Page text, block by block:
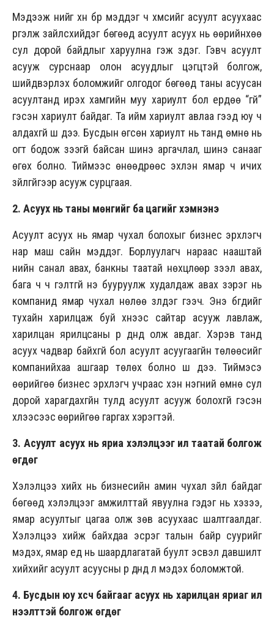
Мэдээж үүнийг хүн бүр мэддэг ч хүмүүсийг асуулт асуухаас
үргэлж зайлсхийдэг бөгөөд асуулт асуух нь өөрийнхөө
сул дорой байдлыг харуулна гэж үздэг. Гэвч асуулт
асууж сурснаар олон асуудлыг цэгцтэй болгож,
шийдвэрлэх боломжийг олгодог бөгөөд таны асуусан
асуултанд ирэх хамгийн муу хариулт бол ердөө “үгүй”
гэсэн хариулт байдаг. Та ийм хариулт авлаа гээд юу ч
алдахгүй шүү дээ. Бусдын өгсөн хариулт нь танд өмнө нь
огт бодож үзээгүй байсан шинэ аргачлал, шинэ санааг
өгөх болно. Тиймээс өнөөдрөөс эхлэн ямар ч ичих
зүйлгүйгээр асууж сурцгаая.
2. Асуух нь таны мөнгийг ба цагийг хэмнэнэ
Асуулт асуух нь ямар чухал болохыг бизнес эрхлэгч
нар маш сайн мэддэг. Борлуулагч нараас нааштай
үнийн санал авах, банкны таатай нөхцлөөр зээл авах,
бага ч ч гэлтгүй үнэ бууруулж худалдаж авах зэрэг нь
компанид ямар чухал нөлөө үзүүлдэг гээч. Энэ бүгдийг
тухайн харилцаж буй хүнээс сайтар асууж лавлаж,
харилцан ярилцсаны үр дүнд олж авдаг. Хэрэв танд
асуух чадвар байхгүй бол асуулт асуугаагүйн төлөөсийг
компанийхаа ашгаар төлөх болно шүү дээ. Тиймэсэ
өөрийгөө бизнес эрхлэгч учраас хэн нэгний өмнө сул
дорой харагдахгүйн тулд асуулт асууж болохгүй гэсэн
хүлээсээс өөрийгөө гаргах хэрэгтэй.
3. Асуулт асуух нь яриа хэлэлцээг илүү таатай болгож
өгдөг
Хэлэлцээ хийх нь бизнесийн амин чухал зүйл байдаг
бөгөөд хэлэлцээг амжилттай явуулна гэдэг нь хэзээ,
ямар асуултыг цагаа олж зөв асуухаас шалтгаалдаг.
Хэлэлцээ хийж байхдаа эсрэг талын байр суурийг
мэдэх, ямар үед нь шаардлагатай буулт эсвэл давшилт
хийхийг асуулт асуусны үр дүнд л мэдэх боломжтой.
4. Бусдын юу хүсч байгааг асуух нь харилцан яриаг илүү
нээлттэй болгож өгдөг